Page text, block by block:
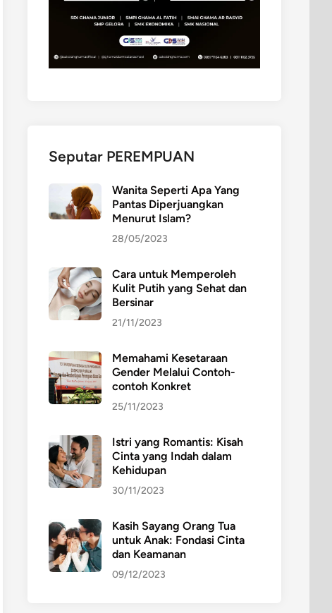
Seputar PEREMPUAN
Wanita Seperti Apa Yang
Pantas Diperjuangkan
Menurut Islam?
28/05/2023
Cara untuk Memperoleh
Kulit Putih yang Sehat dan
Bersinar
21/11/2023
Memahami Kesetaraan
Gender Melalui Contoh-
contoh Konkret
25/11/2023
Istri yang Romantis: Kisah
Cinta yang Indah dalam
Kehidupan
30/11/2023
Kasih Sayang Orang Tua
untuk Anak: Fondasi Cinta
dan Keamanan
09/12/2023